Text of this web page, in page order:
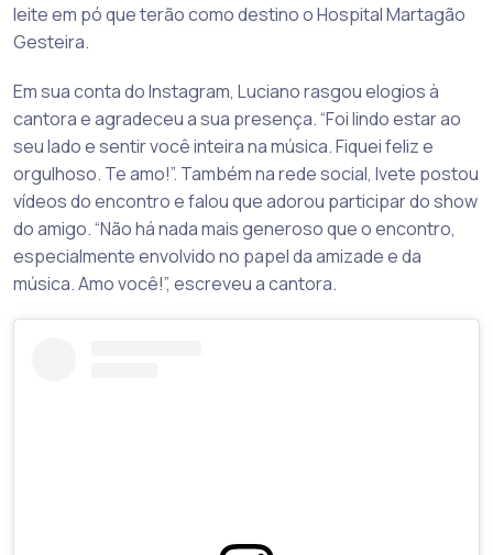
leite em pó que terão como destino o Hospital Martagão
Gesteira.
Em sua conta do Instagram, Luciano rasgou elogios à
cantora e agradeceu a sua presença. “Foi lindo estar ao
seu lado e sentir você inteira na música. Fiquei feliz e
orgulhoso. Te amo!”. Também na rede social, Ivete postou
vídeos do encontro e falou que adorou participar do show
do amigo. “Não há nada mais generoso que o encontro,
especialmente envolvido no papel da amizade e da
música. Amo você!”, escreveu a cantora.